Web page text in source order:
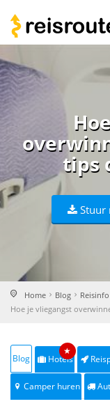
tips
Stuur
Home Blog
Reisinfo
Hoe je vliegangst
Blog Hotels
★
Camper huren